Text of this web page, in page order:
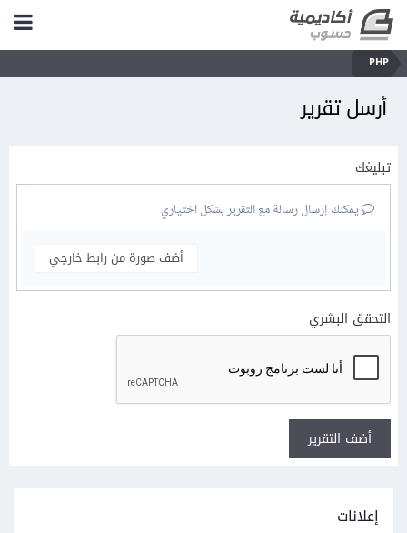
PHP
أرسل تقرير
تبليغك
يمكنك إرسال رسالة مع التقرير بشكل اختياري
أضف صورة من رابط خارجي
التحقق البشري
أضف التقرير
إعلانات